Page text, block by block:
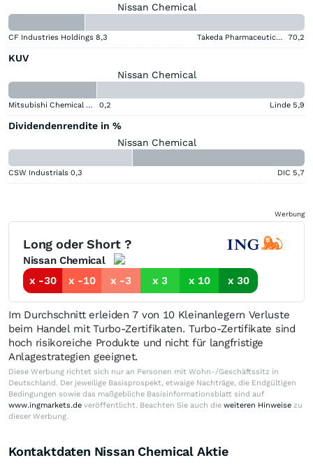
Nissan Chemical
CF Industries Holdings 8,3 Takeda Pharmaceutical Aktie 70,2
KUV
Nissan Chemical
Mitsubishi Chemical Group Corporation 0,2 Linde 5,9
Dividendenrendite in %
Nissan Chemical
CSW Industrials 0,3 DIC 5,7
Werbung
Long oder Short ?
Nissan Chemical
x -30
x -10 x -3 x 3 x 10 x 30
Im Durchschnitt erleiden 7 von 10 Kleinanlegern Verluste
beim Handel mit Turbo-Zertifikaten. Turbo-Zertifikate sind
hoch risikoreiche Produkte und nicht für langfristige
Anlagestrategien geeignet.
Diese Werbung richtet sich nur an Personen mit Wohn-/Geschäftssitz in
Deutschland. Der jeweilige Basisprospekt, etwaige Nachträge, die Endgültigen
Bedingungen sowie das maßgebliche Basisinformationsblatt sind auf
www.ingmarkets.de veröffentlicht. Beachten Sie auch die weiteren Hinweise zu
dieser Werbung.
Kontaktdaten Nissan Chemical Aktie